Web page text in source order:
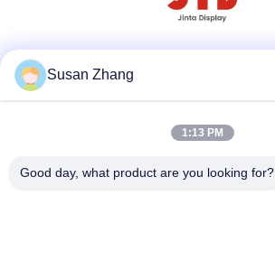
Susan Zhang
1:13 PM
Good day, what product are you looking for?